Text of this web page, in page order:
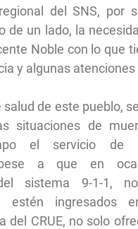
del SNS, por
de un lado, la
Noble con lo que
y algunas
salud de este pueblo,
situaciones de
el servicio de
pese a que en
sistema 9-1-1,
estén ingresados
del CRUE, no solo